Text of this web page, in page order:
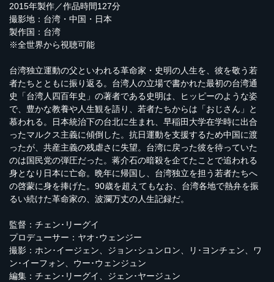
2015年製作／作品時間127分
撮影地：台湾・中国・日本
製作国：台湾
※全世界から視聴可能
台湾独立運動の父といわれる革命家・史明の人生を、彼を敬う若
者たちとともに振り返る。台湾人の立場で書かれた最初の台湾通
史「台湾人四百年史」の著者である史明は、ヒッピーのような姿
で、豊かな教養や人生観を語り、若者たちからは「おじさん」と
慕われる。日本統治下の台北に生まれ、早稲田大学在学時に出合
ったマルクス主義に傾倒した。抗日運動を支援するため中国に渡
ったが、共産主義の残虐さに失望。台湾に戻った彼を待っていた
のは国民党の弾圧だった。蒋介石の暗殺を企てたことで追われる
身となり日本に亡命。晩年に帰国し、台湾独立を担う若者たちへ
の啓蒙に身を捧げた。90歳を超えてもなお、台湾各地で熱弁を振
るい続けた革命家の、波瀾万丈の人生記録だ。
監督：チェン･リーグイ
プロデューサー：ヤオ･ウェンジー
撮影：ホン･イージェン、ジョン･シュンロン、リ･ヨンチェン、ワ
ン･イーフォン、ウー･ウェンジュン
編集：チェン･リーグイ、ジェン･ヤージュン